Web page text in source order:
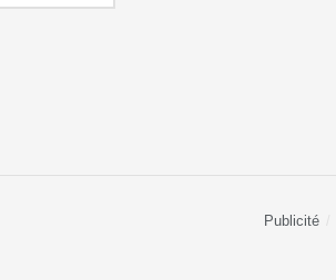
Publicité